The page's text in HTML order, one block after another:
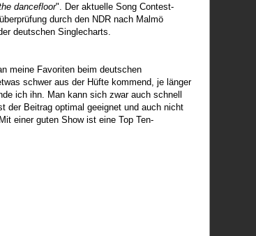
dancefloor". Der aktuelle Song Contest-
durch den NDR nach Malmö
deutschen Singlecharts.
meine Favoriten beim deutschen
schwer aus der Hüfte kommend, je länger
ich ihn. Man kann sich zwar auch schnell
der Beitrag optimal geeignet und auch nicht
einer guten Show ist eine Top Ten-